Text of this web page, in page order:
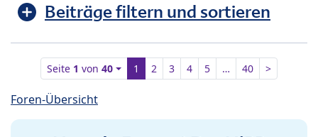
Beiträge filtern und sortieren
Seite 1 von40 1 2 3 4 5 … 40 >
Foren-Übersicht